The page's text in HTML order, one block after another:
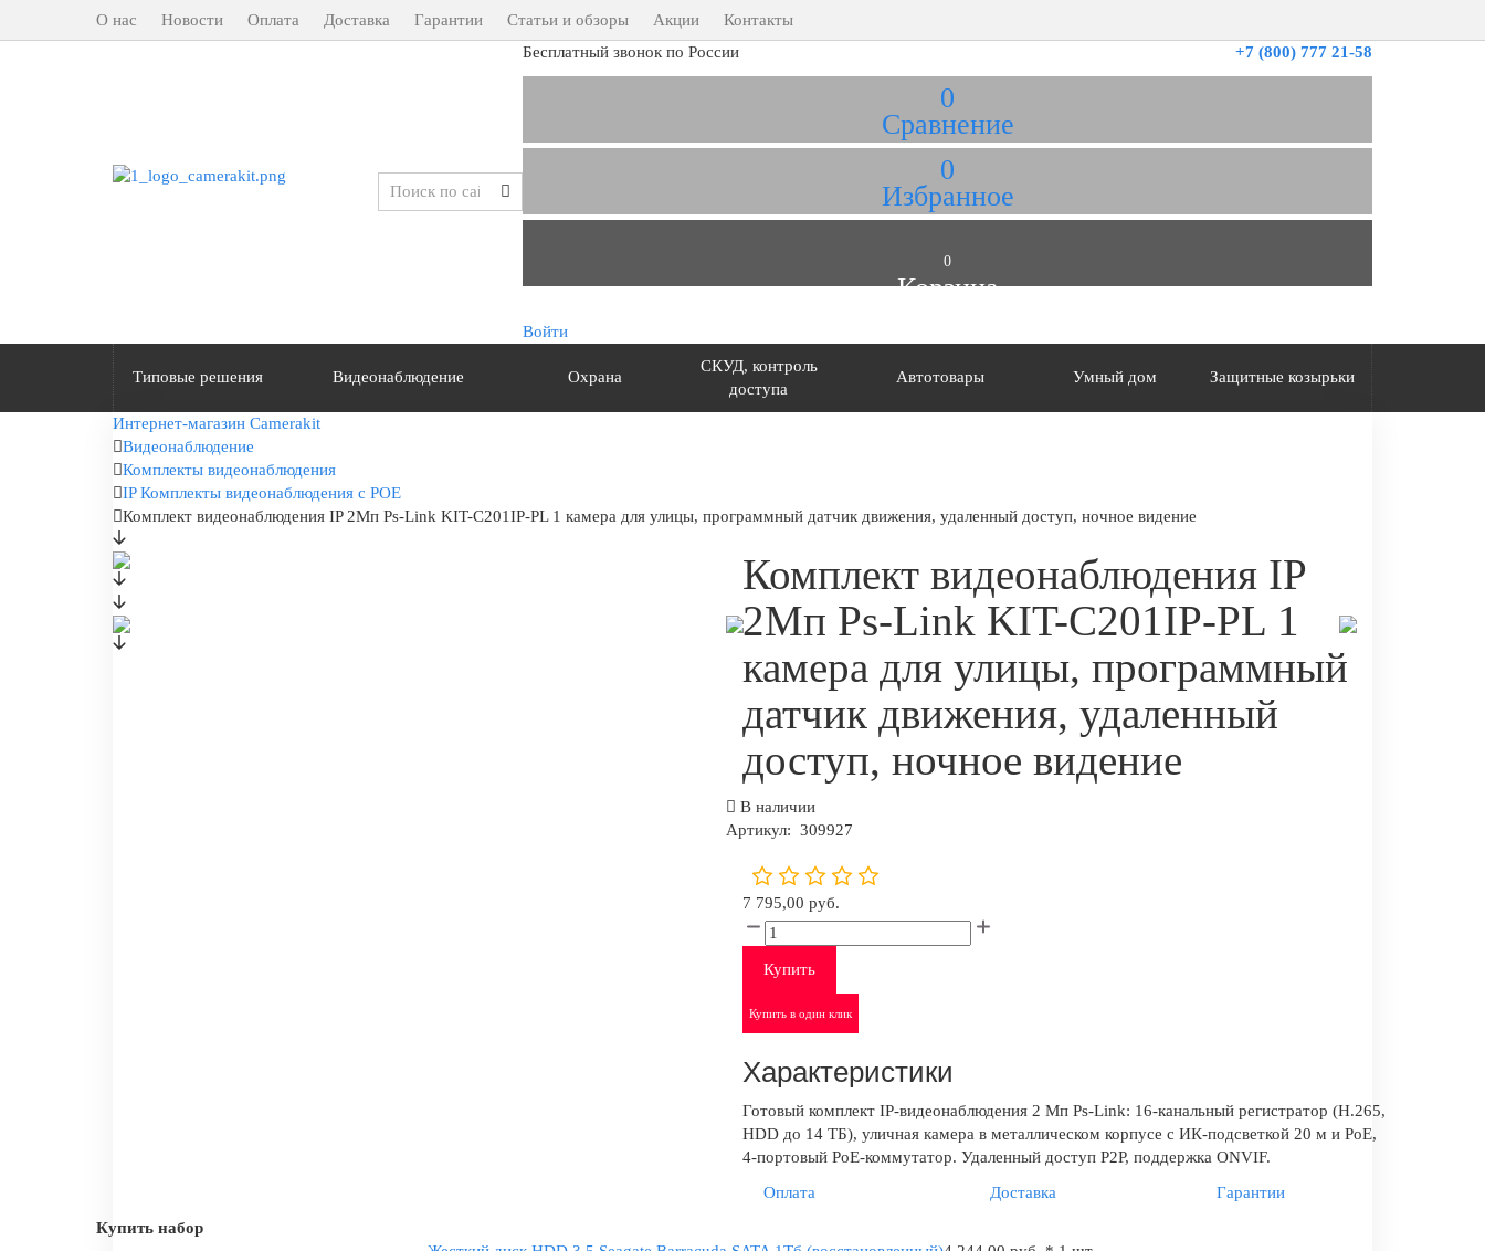
О нас Новости Оплата Доставка Гарантии Статьи и обзоры Акции
Контакты
+7 (800) 777 21-58
Бесплатный звонок по России
0
Сравнение
0
Избранное
0
Корзина
Войти
Типовые решения Видеонаблюдение Охрана
СКУД, контроль
доступа
Автотовары Умный дом Защитные козырьки
Интернет-магазин Camerakit
Видеонаблюдение
Комплекты видеонаблюдения
IP Комплекты видеонаблюдения с POE
Комплект видеонаблюдения IP 2Мп Ps-Link KIT-C201IP-PL 1 камера для улицы, программный датчик движения, удаленный доступ, ночное видение
Комплект видеонаблюдения IP
2Мп Ps-Link KIT-C201IP-PL 1
камера для улицы, программный
датчик движения, удаленный
доступ, ночное видение
В наличии
Артикул: 309927
7 795,00 руб.
Купить
Купить в один клик
Характеристики
Готовый комплект IP-видеонаблюдения 2 Мп Ps-Link: 16-канальный регистратор (H.265,
HDD до 14 ТБ), уличная камера в металлическом корпусе с ИК-подсветкой 20 м и PoE,
4-портовый PoE-коммутатор. Удаленный доступ P2P, поддержка ONVIF.
Оплата
Доставка
Гарантии
Купить набор